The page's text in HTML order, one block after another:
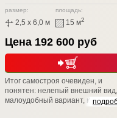
размер:
2,5 x 6,0 м
площадь:
15 м2
Цена 192 600 руб
Итог самостроя очевиден, и
понятен: нелепый внешний вид,
малоудобный вариант,